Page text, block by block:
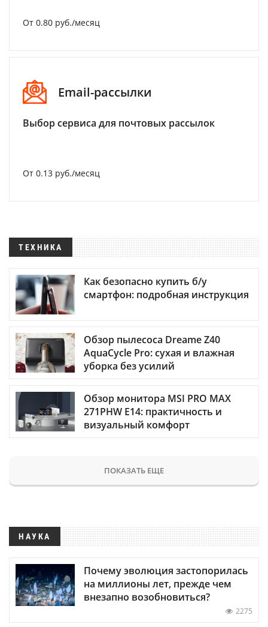
От 0.80 руб./месяц
Email-рассылки
Выбор сервиса для почтовых рассылок
От 0.13 руб./месяц
ТЕХНИКА
Как безопасно купить б/у
смартфон: подробная инструкция
Обзор пылесоса Dreame Z40
AquaCycle Pro: сухая и влажная
уборка без усилий
Обзор монитора MSI PRO MAX
271PHW E14: практичность и
визуальный комфорт
ПОКАЗАТЬ ЕЩЕ
НАУКА
Почему эволюция застопорилась
на миллионы лет, прежде чем
внезапно возобновиться?
2275